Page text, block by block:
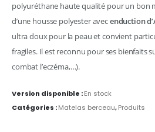
polyuréthane haute qualité pour un bon
d’une housse polyester avecenduction
ultra doux pour la peau et convient
fragiles. Il est reconnu pour ses bienfaits
combat l’eczéma,…).
Version disponible :En stock
Catégories :Matelas berceau,Produits